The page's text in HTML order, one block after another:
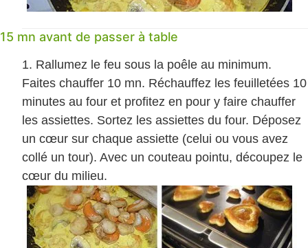
15 mn avant de passer à table
Rallumez le feu sous la poêle au minimum.
Faites chauffer 10 mn. Réchauffez les feuilletées 10
minutes au four et profitez en pour y faire chauffer
les assiettes. Sortez les assiettes du four. Déposez
un cœur sur chaque assiette (celui ou vous avez
collé un tour). Avec un couteau pointu, découpez le
cœur du milieu.